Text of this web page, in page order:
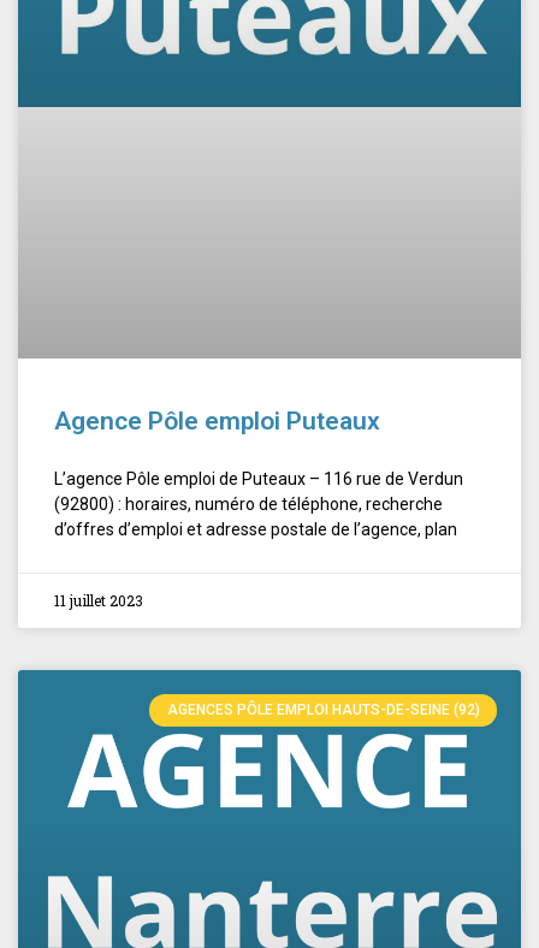
Agence Pôle emploi Puteaux
L’agence Pôle emploi de Puteaux – 116 rue de Verdun
(92800) : horaires, numéro de téléphone, recherche
d’offres d’emploi et adresse postale de l’agence, plan
11 juillet 2023
AGENCES PÔLE EMPLOI HAUTS-DE-SEINE (92)